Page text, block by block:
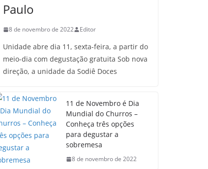
Paulo
8 de novembro de 2022 Editor
Unidade abre dia 11, sexta-feira, a partir do
meio-dia com degustação gratuita Sob nova
direção, a unidade da Sodiê Doces
11 de Novembro é Dia
Mundial do Churros –
Conheça três opções
para degustar a
sobremesa
8 de novembro de 2022